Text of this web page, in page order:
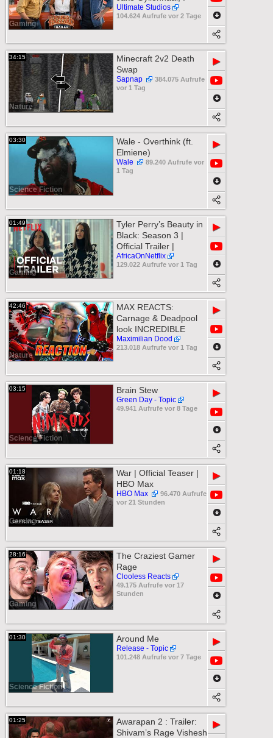
Gaming
Ultimate Studios
104.624 Aufrufe vor 2 Tage
34:15
Nature
Minecraft 2v2 Death
Swap
Sapnap
384.075 Aufrufe
vor 1 Tag
▶
03:30
Science Fiction
Wale - Overthink (ft.
Elmiene)
Wale
89.240 Aufrufe vor
1 Tag
▶
01:49
Gaming
Tyler Perry’s Beauty in
Black: Season 3 |
Official Trailer |
AfricaOnNetflix
129.022 Aufrufe vor 1 Tag
▶
42:46
Nature
MAX REACTS:
Carnage & Deadpool
look INCREDIBLE
Maximilian Dood
213.018 Aufrufe vor 1 Tag
▶
03:15
Science Fiction
Brain Stew
Green Day - Topic
49.941 Aufrufe vor 8 Tage
▶
01:18
Gaming
War | Official Teaser |
HBO Max
HBO Max
96.470 Aufrufe
vor 21 Stunden
▶
28:16
Gaming
The Craziest Gamer
Rage
Clooless Reacts
49.175 Aufrufe vor 17
Stunden
▶
01:30
Science Fiction
Around Me
Release - Topic
101.248 Aufrufe vor 7 Tage
▶
01:25
Awarapan 2 : Trailer:
Shivam’s Rage Vishesh
▶